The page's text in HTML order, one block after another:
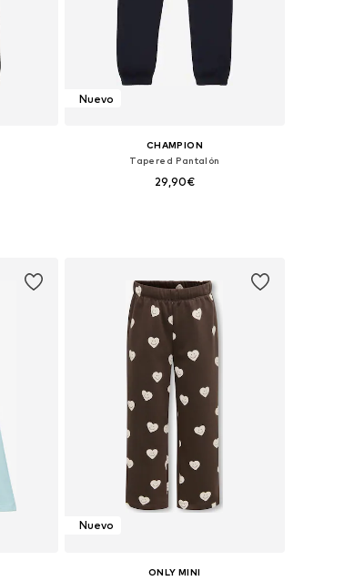
Nuevo
CHAMPION
Tapered Pantalón
29,90€
Nuevo
ONLY MINI